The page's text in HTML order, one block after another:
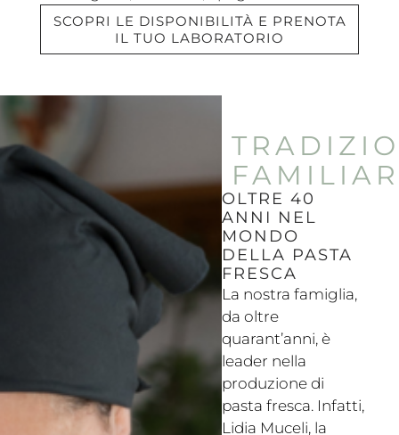
SCOPRI LE DISPONIBILITÀ E PRENOTA
IL TUO LABORATORIO
OLTRE 40
ANNI NEL
MONDO
DELLA PASTA
FRESCA
La nostra famiglia,
da oltre
quarant’anni, è
leader nella
produzione di
pasta fresca. Infatti,
Lidia Muceli, la